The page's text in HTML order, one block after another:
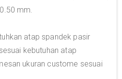
mm.
atap spandek pasir
kebutuhan atap
ukuran custome sesuai